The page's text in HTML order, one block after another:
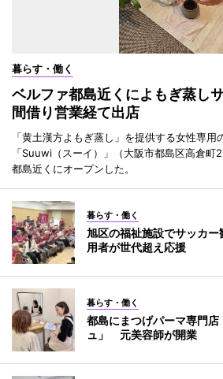
暮らす・働く
ベルファ都島近くによもぎ蒸し
間借り営業経て出店
「黄土漢方よもぎ蒸し」を提供する女性専用
「Suuwi（スーイ）」（大阪市都島区高倉町
都島近くにオープンした。
暮らす・働く
旭区の福祉施設でサッカ
用者が世代超え応援
暮らす・働く
都島にまつげパーマ専門
ュ」 元美容師が開業